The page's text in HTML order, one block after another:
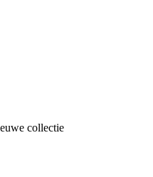
collectie